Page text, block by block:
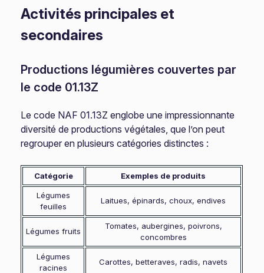
Activités principales et
secondaires
Productions légumières couvertes par
le code 01.13Z
Le code NAF 01.13Z englobe une impressionnante
diversité de productions végétales, que l’on peut
regrouper en plusieurs catégories distinctes :
Catégorie Exemples de produits
Légumes
feuilles
Laitues, épinards, choux, endives
Légumes fruits
Tomates, aubergines, poivrons,
concombres
Légumes
racines
Carottes, betteraves, radis, navets